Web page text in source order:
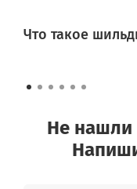
Что такое
Не нашли